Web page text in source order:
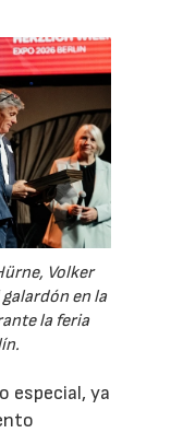
Volker
en la
la feria
especial, ya